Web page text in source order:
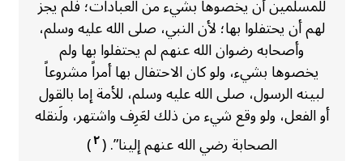
للمسلمين أن يخصوها بشيء من العبادات؛ فلم يجز
لهم أن يحتفلوا بها؛ لأن النبي، صلى الله عليه وسلم،
وأصحابه رضوان الله عنهم لم يحتفلوا بها ولم
يخصوها بشيء، ولو كان الاحتفال بها أمراً مشروعاً
لبينه الرسول، صلى الله عليه وسلم، للأمة إما بالقول
أو الفعل، ولو وقع شيء من ذلك لعَرِف واشتهر، ولَنقله
الصحابة رضي الله عنهم إلينا”. (٢)